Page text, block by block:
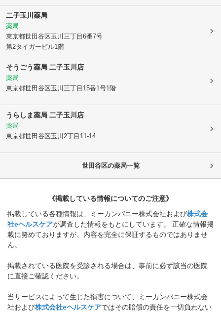
二子玉川薬局
薬局
東京都世田谷区玉川三丁目6番7号
第2タイガービル1階
そうごう薬局 二子玉川店
薬局
東京都世田谷区玉川三丁目15番1号1階
うらしま薬局 二子玉川店
薬局
東京都世田谷区玉川2丁目11-14
世田谷区の薬局一覧
《掲載している情報についてのご注意》
掲載している各種情報は、ミーカンパニー株式会社および株式会
社eヘルスケアが調査した情報をもとにしています。 正確な情報掲
載に努めておりますが、内容を完全に保証するものではありませ
ん。
掲載されている医院を受診される場合は、事前に必ず該当の医院
に直接ご確認ください。
当サービスによって生じた損害について、ミーカンパニー株式会
社および株式会社eヘルスケアではその賠償の責任を一切負わない